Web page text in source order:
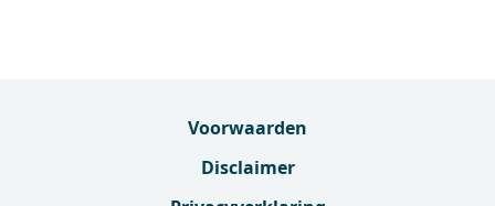
Voorwaarden
Disclaimer